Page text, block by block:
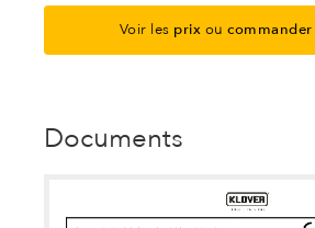
Voir les prix oucommander
Documents